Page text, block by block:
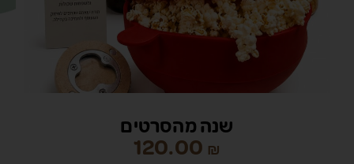
שנה מהסרטים
120.00 ₪